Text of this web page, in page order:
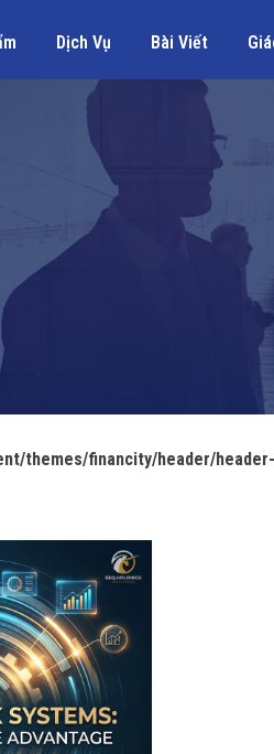
Dịch Vụ Bài Viết
themes/financity/header/